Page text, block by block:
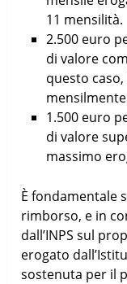
11 mensilità.
2.500 euro
di valore
questo
1.500 euro
di valore
massimo
È fondamentale
rimborso, e in
dall’INPS sul
erogato
sostenuta per il